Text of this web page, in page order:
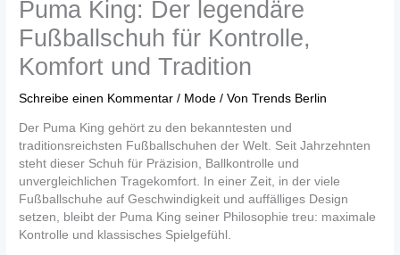
Puma King: Der legendäre
Fußballschuh für Kontrolle,
Komfort und Tradition
Schreibe einen Kommentar / Mode / VonTrends Berlin
Der Puma King gehört zu den bekanntesten und
traditionsreichsten Fußballschuhen der Welt. Seit Jahrzehnten
steht dieser Schuh für Präzision, Ballkontrolle und
unvergleichlichen Tragekomfort. In einer Zeit, in der viele
Fußballschuhe auf Geschwindigkeit und auffälliges Design
setzen, bleibt der Puma King seiner Philosophie treu: maximale
Kontrolle und klassisches Spielgefühl.